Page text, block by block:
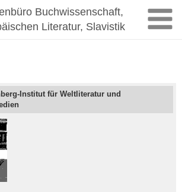
Buchwissenschaft,
Literatur, Slavistik
Institut für Weltliteratur und